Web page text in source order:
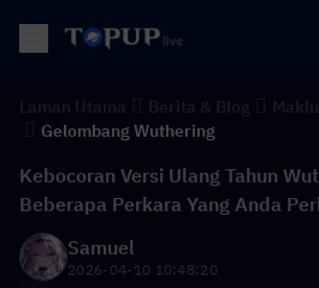
Gelombang Wuthering
Kebocoran Versi Ulang Tahun
Beberapa Perkara Yang Anda
Samuel
2026-04-10 10:48:20